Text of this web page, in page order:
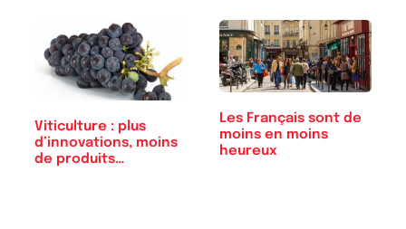
Viticulture : plus
d’innovations, moins
de produits…
Les Français sont de
moins en moins
heureux